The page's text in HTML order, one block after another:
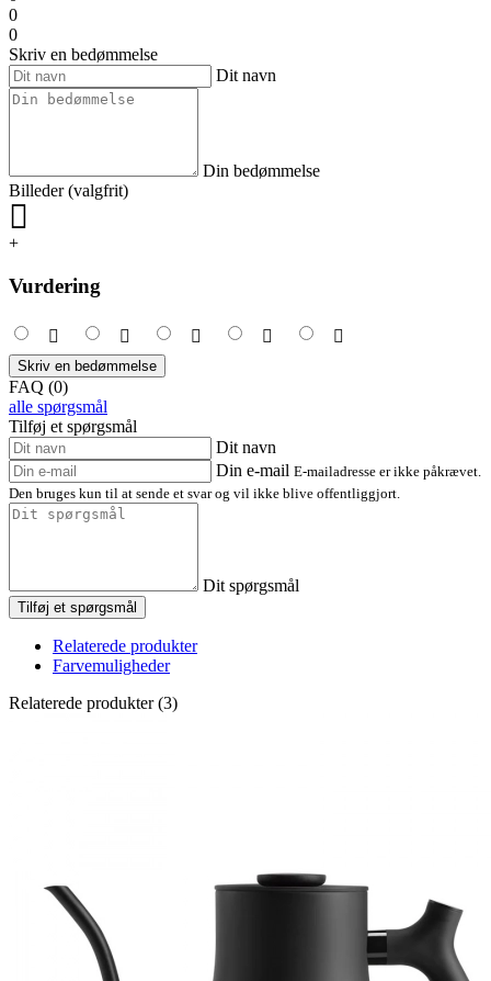
0
0
Skriv en bedømmelse
Dit navn
Din bedømmelse
Billeder (valgfrit)
+
Vurdering
Skriv en bedømmelse
FAQ (0)
alle spørgsmål
Tilføj et spørgsmål
Dit navn
Din e-mail E-mailadresse er ikke påkrævet.
Den bruges kun til at sende et svar og vil ikke blive offentliggjort.
Dit spørgsmål
Tilføj et spørgsmål
Relaterede produkter
Farvemuligheder
Relaterede produkter (3)